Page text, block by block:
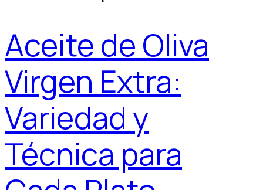
Aceite de Oliva
Virgen Extra:
Variedad y
Técnica para